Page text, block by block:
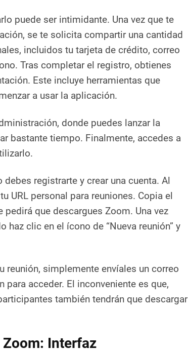
puede ser intimidante. Una vez que te
se te solicita compartir una cantidad
incluidos tu tarjeta de crédito, correo
Tras completar el registro, obtienes
Este incluye herramientas que
a usar la aplicación.
donde puedes lanzar la
bastante tiempo. Finalmente, accedes a
debes registrarte y crear una cuenta. Al
URL personal para reuniones. Copia el
pedirá que descargues Zoom. Una vez
haz clic en el ícono de “Nueva reunión” y
reunión, simplemente envíales un correo
acceder. El inconveniente es que,
también tendrán que descargar
Interfaz